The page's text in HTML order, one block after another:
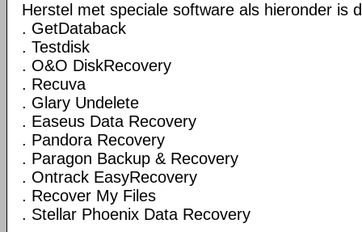
Herstel met speciale software als hieronder is
. GetDataback
. Testdisk
. O&O DiskRecovery
. Recuva
. Glary Undelete
. Easeus Data Recovery
. Pandora Recovery
. Paragon Backup & Recovery
. Ontrack EasyRecovery
. Recover My Files
. Stellar Phoenix Data Recovery